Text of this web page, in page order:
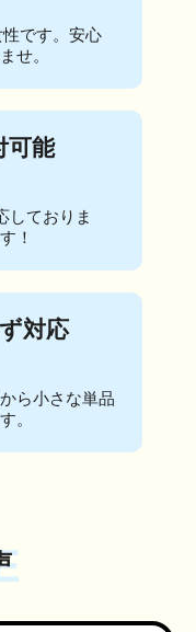
です。安心
せ。
可能
しておりま
！
対応
ら小さな単品
。